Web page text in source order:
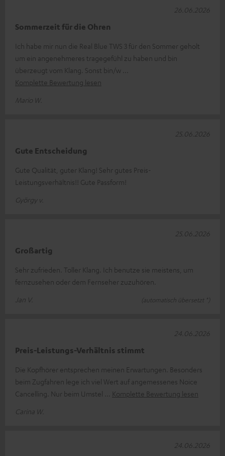
Sommerzeit für die Ohren
Ich habe mir nun die Real Blue TWS 3 für den Sommer geholt
um ein angenehmeres tragegefühl zu haben und bin
überzeugt vom Klang. Sonst bin/w
Komplette Bewertung lesen
Mario W.
26.06.2026
Gute Entscheidung
Gute Qualität, guter Klang! Sehr gutes Preis-
Leistungsverhältnis!! Gute Passform!
György v.
25.06.2026
Großartig
Sehr zufrieden. Toller Klang. Ich benutze sie meistens, um
fernzusehen oder dem Fernseher zuzuhören.
Jan V.
(automatisch übersetzt *)
25.06.2026
Preis-Leistungs-Verhältnis stimmt
Die Kopfhörer entsprechen meinen Erwartungen. Besonders
beim Zugfahren lege ich viel Wert auf angemessenes Noice
Cancelling. Nur beim Umstel
Komplette Bewertung lesen
Carina W.
24.06.2026
24.06.2026